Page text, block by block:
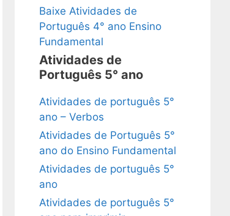
Baixe Atividades de
Português 4° ano Ensino
Fundamental
Atividades de
Português 5° ano
Atividades de português 5°
ano – Verbos
Atividades de Português 5°
ano do Ensino Fundamental
Atividades de português 5°
ano
Atividades de português 5°